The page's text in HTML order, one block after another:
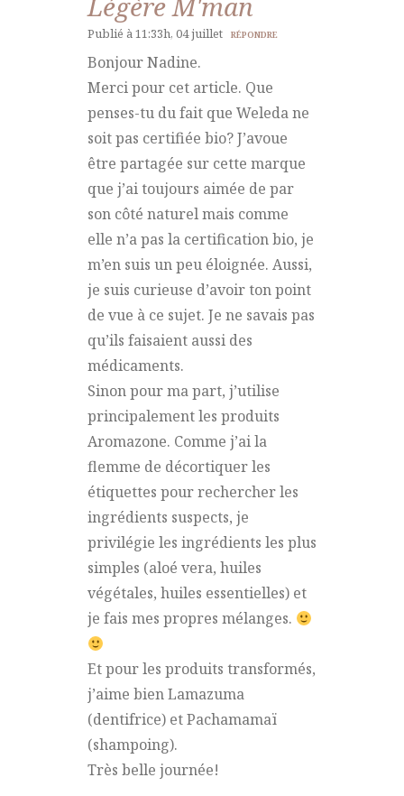
Publié à 11:33h, 04 juillet RÉPONDRE
Bonjour Nadine.
Merci pour cet article. Que
penses-tu du fait que Weleda ne
soit pas certifiée bio? J’avoue
être partagée sur cette marque
que j’ai toujours aimée de par
son côté naturel mais comme
elle n’a pas la certification bio, je
m’en suis un peu éloignée. Aussi,
je suis curieuse d’avoir ton point
de vue à ce sujet. Je ne savais pas
qu’ils faisaient aussi des
médicaments.
Sinon pour ma part, j’utilise
principalement les produits
Aromazone. Comme j’ai la
flemme de décortiquer les
étiquettes pour rechercher les
ingrédients suspects, je
privilégie les ingrédients les plus
simples (aloé vera, huiles
végétales, huiles essentielles) et
je fais mes propres mélanges.
Et pour les produits transformés,
j’aime bien Lamazuma
(dentifrice) et Pachamamaï
(shampoing).
Très belle journée!